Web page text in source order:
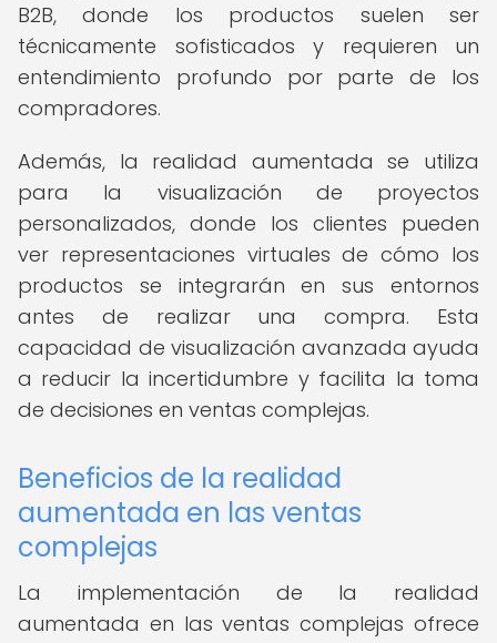
B2B, donde los productos suelen ser
técnicamente sofisticados y requieren un
entendimiento profundo por parte de los
compradores.
Además, la realidad aumentada se utiliza
para la visualización de proyectos
personalizados, donde los clientes pueden
ver representaciones virtuales de cómo los
productos se integrarán en sus entornos
antes de realizar una compra. Esta
capacidad de visualización avanzada ayuda
a reducir la incertidumbre y facilita la toma
de decisiones en ventas complejas.
Beneficios de la realidad
aumentada en las ventas
complejas
La implementación de la realidad
aumentada en las ventas complejas ofrece